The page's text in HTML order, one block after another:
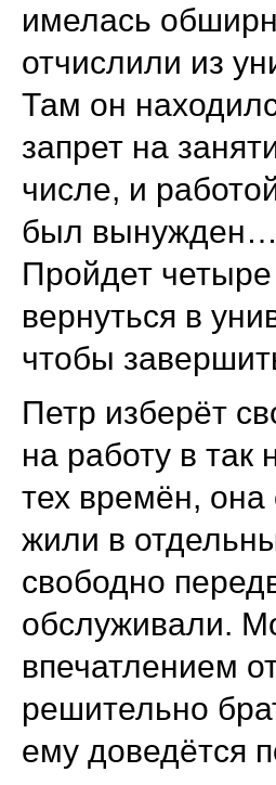
имелась
отчислили из
Там он
запрет на
числе, и
был вынужден…
Пройдет
вернуться в
чтобы
Петр изберёт
на работу в
тех времён,
жили в
свободно
обслуживали.
впечатлением
решительно
ему доведётся